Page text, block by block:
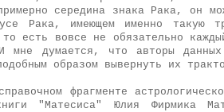
середина знака Рака, он
Рака, имеющем именно такую
есть вовсе не обязательно
мне думается, что авторы
образом вывернуть их
фрагменте
"Матесиса" Юлия Фирмика